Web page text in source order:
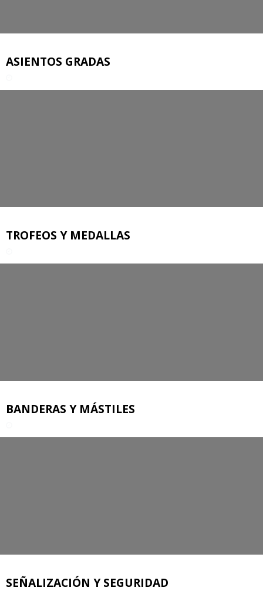
ASIENTOS GRADAS
TROFEOS Y MEDALLAS
BANDERAS Y MÁSTILES
SEÑALIZACIÓN Y SEGURIDAD